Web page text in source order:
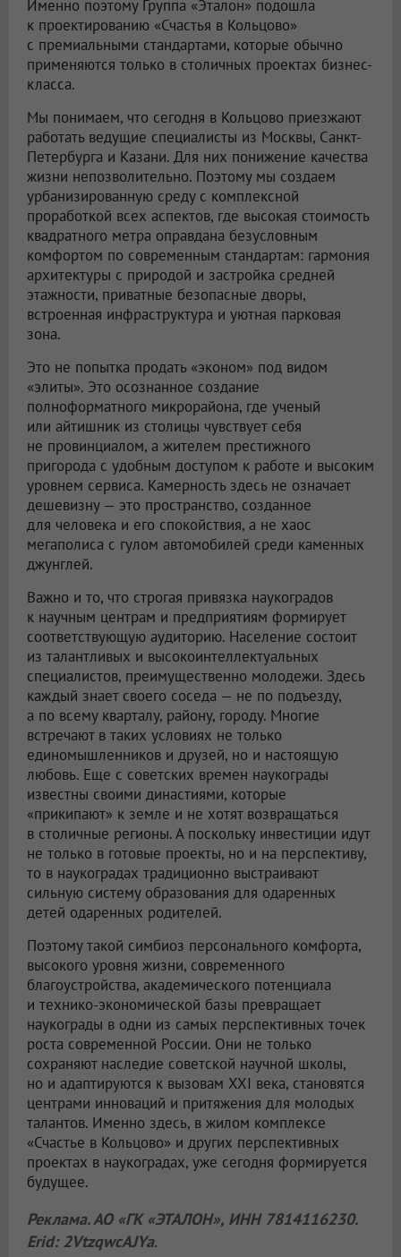
Именно поэтому Группа «Эталон» подошла
к проектированию «Счастья в Кольцово»
с премиальными стандартами, которые обычно
применяются только в столичных проектах бизнес-
класса.
Мы понимаем, что сегодня в Кольцово приезжают
работать ведущие специалисты из Москвы, Санкт-
Петербурга и Казани. Для них понижение качества
жизни непозволительно. Поэтому мы создаем
урбанизированную среду с комплексной
проработкой всех аспектов, где высокая стоимость
квадратного метра оправдана безусловным
комфортом по современным стандартам: гармония
архитектуры с природой и застройка средней
этажности, приватные безопасные дворы,
встроенная инфраструктура и уютная парковая
зона.
Это не попытка продать «эконом» под видом
«элиты». Это осознанное создание
полноформатного микрорайона, где ученый
или айтишник из столицы чувствует себя
не провинциалом, а жителем престижного
пригорода с удобным доступом к работе и высоким
уровнем сервиса. Камерность здесь не означает
дешевизну — это пространство, созданное
для человека и его спокойствия, а не хаос
мегаполиса с гулом автомобилей среди каменных
джунглей.
Важно и то, что строгая привязка наукоградов
к научным центрам и предприятиям формирует
соответствующую аудиторию. Население состоит
из талантливых и высокоинтеллектуальных
специалистов, преимущественно молодежи. Здесь
каждый знает своего соседа — не по подъезду,
а по всему кварталу, району, городу. Многие
встречают в таких условиях не только
единомышленников и друзей, но и настоящую
любовь. Еще с советских времен наукограды
известны своими династиями, которые
«прикипают» к земле и не хотят возвращаться
в столичные регионы. А поскольку инвестиции идут
не только в готовые проекты, но и на перспективу,
то в наукоградах традиционно выстраивают
сильную систему образования для одаренных
детей одаренных родителей.
Поэтому такой симбиоз персонального комфорта,
высокого уровня жизни, современного
благоустройства, академического потенциала
и технико-экономической базы превращает
наукограды в одни из самых перспективных точек
роста современной России. Они не только
сохраняют наследие советской научной школы,
но и адаптируются к вызовам XXI века, становятся
центрами инноваций и притяжения для молодых
талантов. Именно здесь, в жилом комплексе
«Счастье в Кольцово» и других перспективных
проектах в наукоградах, уже сегодня формируется
будущее.
Реклама. АО «ГК «ЭТАЛОН», ИНН 7814116230.
Erid: 2VtzqwcAJYa.